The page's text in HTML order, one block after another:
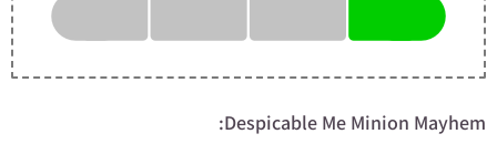
Despicable Me Minion Mayhem: